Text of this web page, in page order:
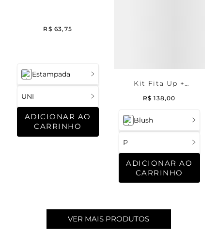
Estampada
UNI
ADICIONAR AO
CARRINHO
R$ 63,75
Blush
P
ADICIONAR AO
CARRINHO
Kit Fita Up +
Protetores P
R$ 138,00